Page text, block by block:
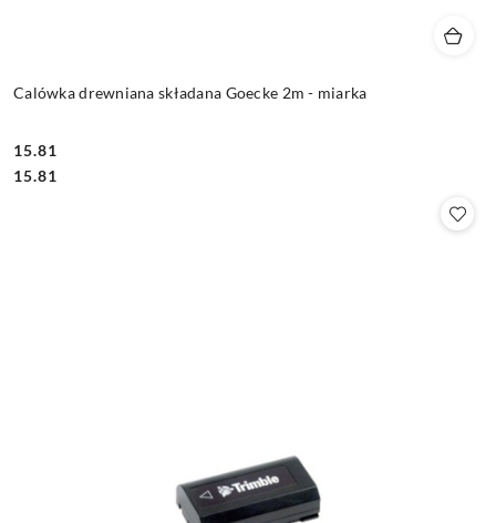
Calówka drewniana składana Goecke 2m - miarka
Cena:
15.81
Cena:
15.81